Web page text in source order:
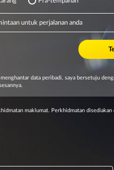
maklumat. Perkhidmatan disediakan